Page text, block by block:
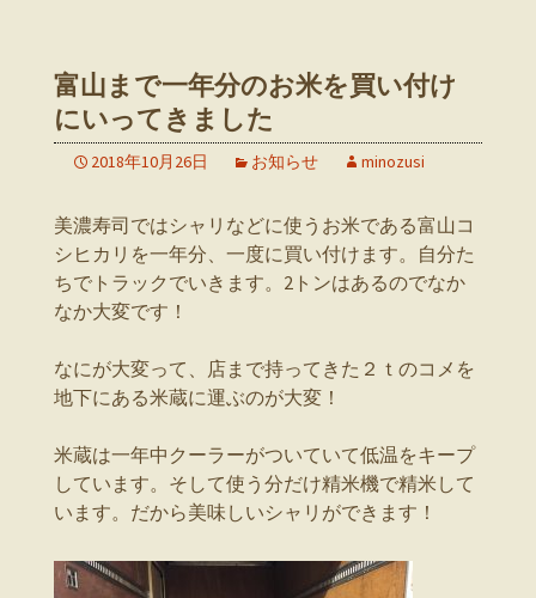
富山まで一年分のお米を買い付け
にいってきました
2018年10月26日 お知らせ minozusi
美濃寿司ではシャリなどに使うお米である富山コ
シヒカリを一年分、一度に買い付けます。自分た
ちでトラックでいきます。2トンはあるのでなか
なか大変です！
なにが大変って、店まで持ってきた２ｔのコメを
地下にある米蔵に運ぶのが大変！
米蔵は一年中クーラーがついていて低温をキープ
しています。そして使う分だけ精米機で精米して
います。だから美味しいシャリができます！